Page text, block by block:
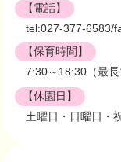
【電話】
tel:027-377-6583/
【保育時間】
7:30～18:30（最
【休園日】
土曜日・日曜日・